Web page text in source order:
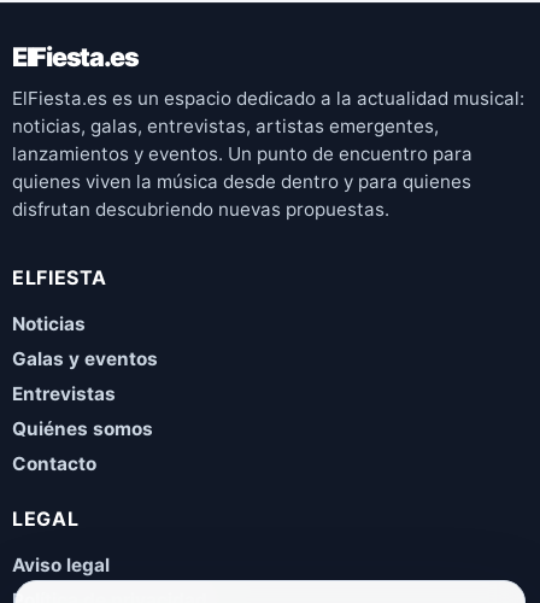
ElFiesta.es
ElFiesta.es es un espacio dedicado a la actualidad musical:
noticias, galas, entrevistas, artistas emergentes,
lanzamientos y eventos. Un punto de encuentro para
quienes viven la música desde dentro y para quienes
disfrutan descubriendo nuevas propuestas.
ELFIESTA
Noticias
Galas y eventos
Entrevistas
Quiénes somos
Contacto
LEGAL
Aviso legal